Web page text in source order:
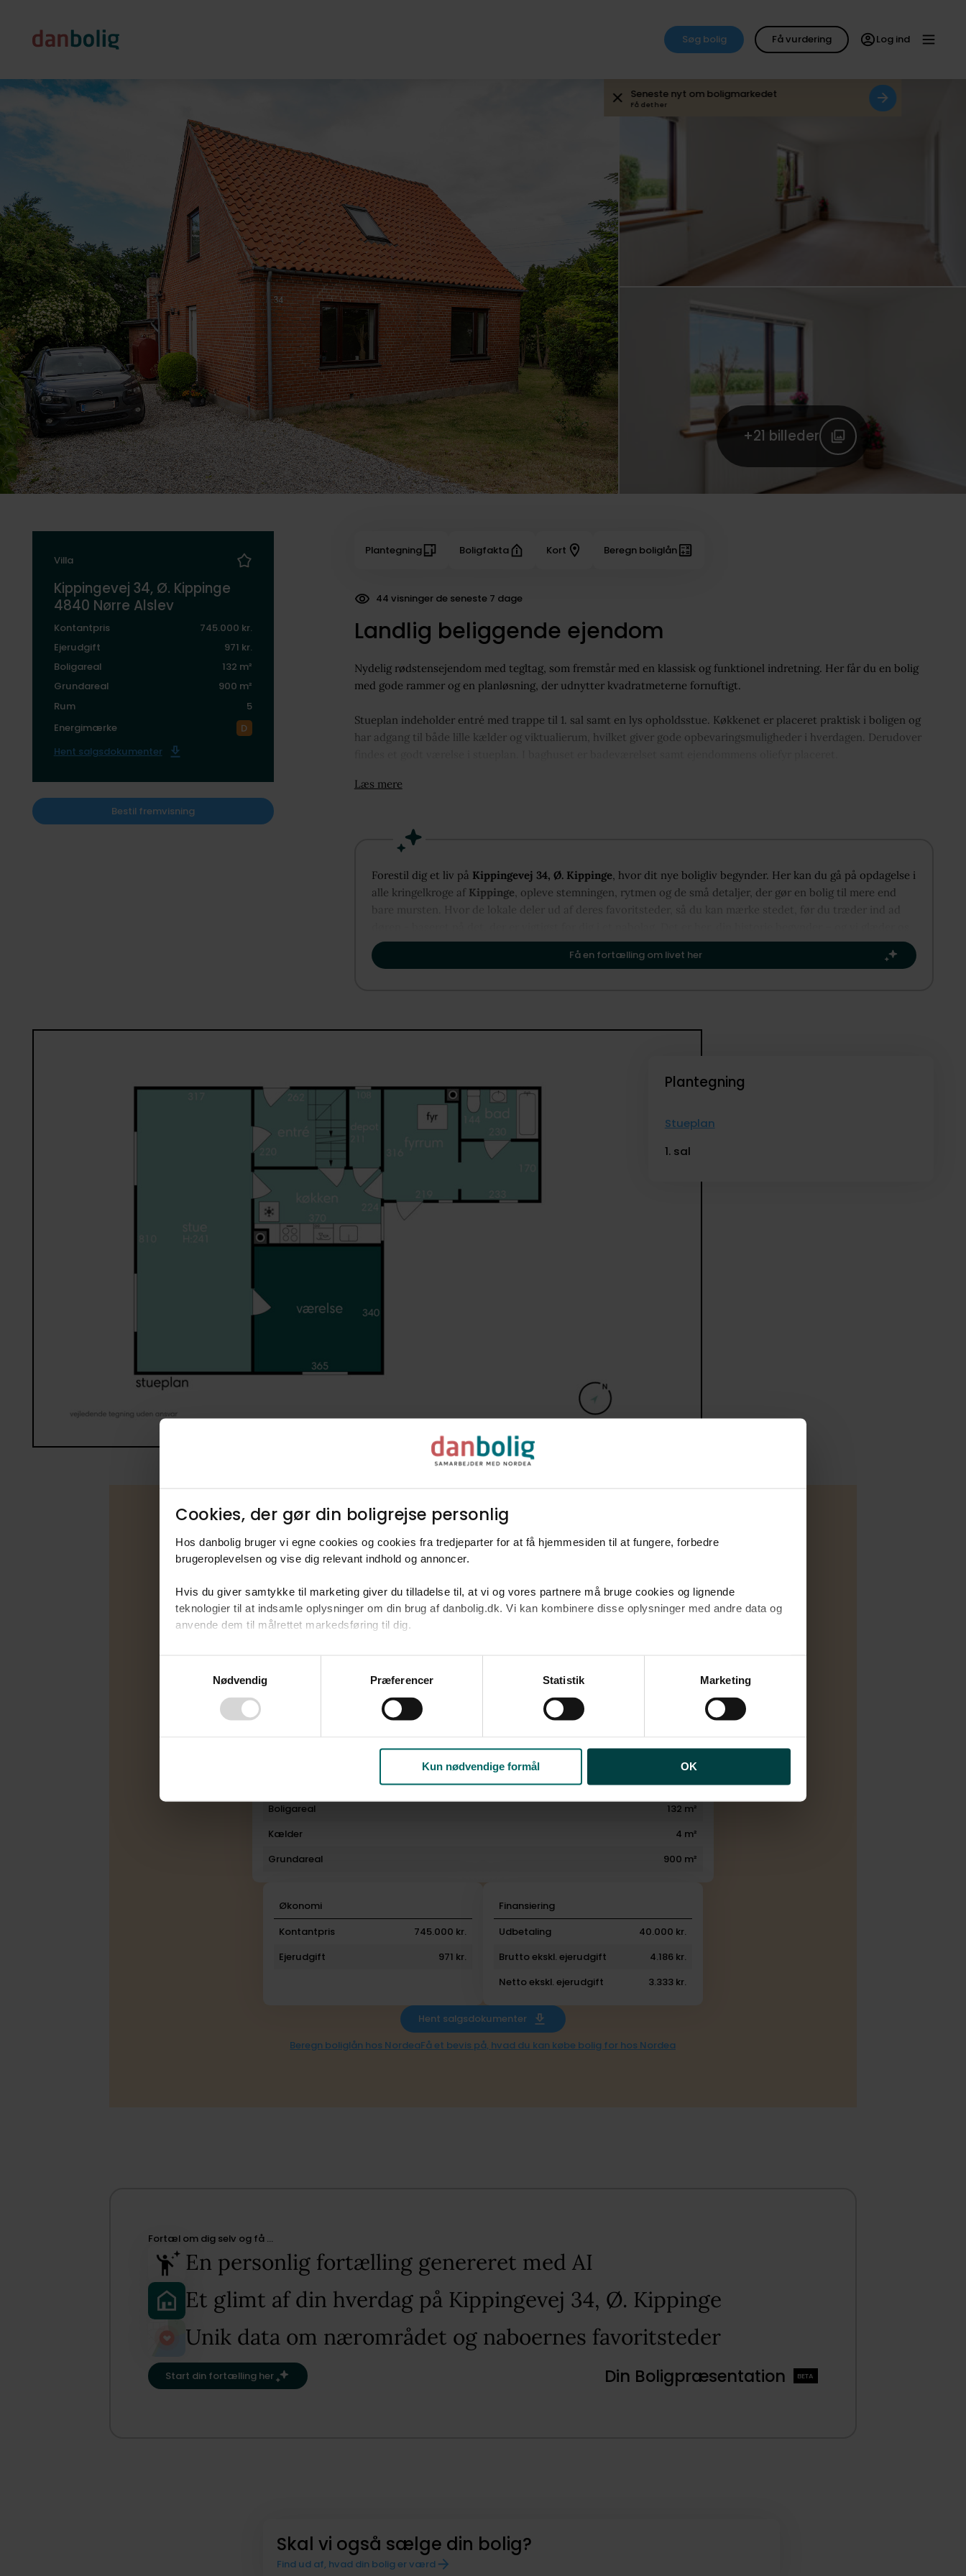
Cookies, der gør din boligrejse personlig​
Hos danbolig bruger vi egne cookies og cookies fra tredjeparter for at få hjemmesiden til at fungere, forbedre
brugeroplevelsen og vise dig relevant indhold og annoncer.​
Hvis du giver samtykke til marketing giver du tilladelse til, at vi og vores partnere må bruge cookies og lignende
teknologier til at indsamle oplysninger om din brug af danbolig.dk. Vi kan kombinere disse oplysninger med andre data og
anvende dem til målrettet markedsføring til dig.​
Ved at klikke på ”OK” giver du samtykke til alle formål. Du kan til enhver tid læse mere om brugen af cookies samt
tilbagekalde dit samtykke ved at følge linket til vores
. Oplysninger om behandling af personoplysninger
Nødvendig Præferencer Statistik Marketing
Kun nødvendige formål OK
Søg bolig Få vurdering Log ind
Seneste nyt om boligmarkedet
Få det her
+21 billeder
Villa
Kippingevej 34, Ø. Kippinge
4840 Nørre Alslev
Kontantpris
745.000 kr.
Ejerudgift
971 kr.
Boligareal
132 m²
Grundareal
900 m²
Rum
5
Energimærke
Hent salgsdokumenter
Bestil fremvisning
Plantegning Boligfakta Kort Beregn boliglån
44 visninger de seneste 7 dage
Landlig beliggende ejendom
Nydelig rødstensejendom med tegltag, som fremstår med en klassisk og funktionel indretning. Her får du en bolig
med gode rammer og en planløsning, der udnytter kvadratmeterne fornuftigt.
Stueplan indeholder entré med trappe til 1. sal samt en lys opholdsstue. Køkkenet er placeret praktisk i boligen og
har adgang til både lille kælder og viktualierum, hvilket giver gode opbevaringsmuligheder i hverdagen. Derudover
På 1. salen er der en god og anvendelig værelsesafdeling med tre værelser, hvoraf to er indrettet med hems, hvilket
Til ejendommen hører desuden et mindre udhus samt en dejlig, lukket have med gode rammer for udeliv, ophold og
Ejendommen ligger kun ca. 10 minutters kørsel fra Nørre Alslev, hvor du finder skole, dagligvarebutikker, bager, læge,
offentlig transport m.m. Her får du en hverdag med let adgang til alle nødvendige faciliteter.
Samtidig er der kort cykelafstand til skov, vand og smukke naturområder, hvilket giver gode muligheder for friluftsliv
og naturoplevelser tæt på hjemmet.
En bolig med mange muligheder for både familieliv, hobby eller fleksibel indretning.
Læs mere
Forestil dig et liv på Kippingevej 34, Ø. Kippinge, hvor dit nye boligliv begynder. Her kan du gå på opdagelse i
alle kringelkroge af Kippinge, opleve stemningen, rytmen og de små detaljer, der gør en bolig til mere end
bare mursten. Hvor de lokale deler ud af deres favoritsteder, så du kan mærke stedet, før du træder ind ad
til at vise dig, hvordan Kippinge kan danne rammen om dit næste kapitel.​
Få en fortælling om livet her
Plantegning
Stueplan
1. sal
Boligfakta
Udbudsform
Salg
Energimærke
Varmekilde
Centralvarme med én fyringsenhed
1
Boligareal
132 m²
Kælder
4 m²
Grundareal
900 m²
Økonomi
Kontantpris
745.000 kr.
Ejerudgift
971 kr.
Finansiering
Udbetaling
40.000 kr.
Brutto ekskl. ejerudgift
4.186 kr.
Netto ekskl. ejerudgift
3.333 kr.
Hent salgsdokumenter
Beregn boliglån hos NordeaFå et bevis på, hvad du kan købe bolig for hos Nordea
Fortæl om dig selv og få …​
En personlig fortælling genereret med AI​
Et glimt af din hverdag på Kippingevej 34, Ø. Kippinge​
Unik data om nærområdet og naboernes favoritsteder​
Start din fortælling her Din Boligpræsentation BETA
Skal vi også sælge din bolig?
Find ud af, hvad din bolig er værd